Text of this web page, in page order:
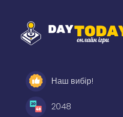
Наш вибір!
2048